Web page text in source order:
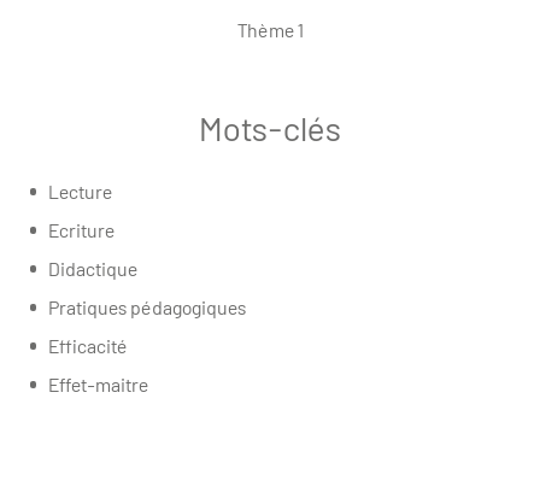
Thème 1
Mots-clés
Lecture
Ecriture
Didactique
Pratiques pédagogiques
Efficacité
Effet-maitre